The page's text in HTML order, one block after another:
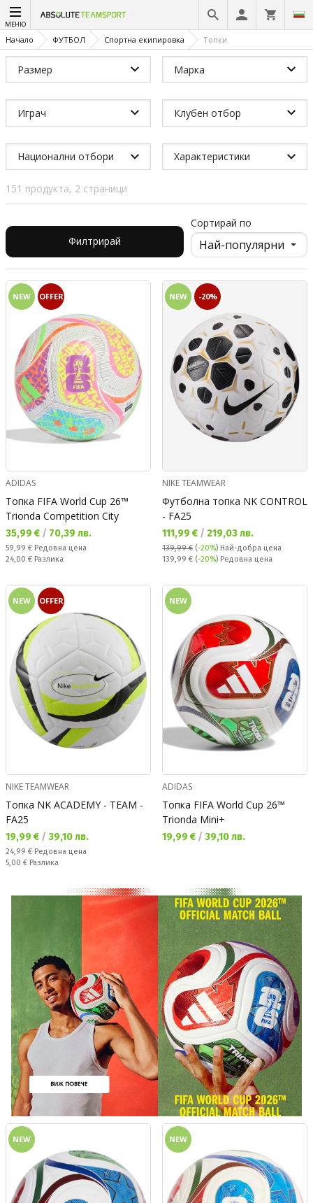
МЕНЮ
Начало ФУТБОЛ Спортна екипировка Топки
Размер Марка
Играч Клубен отбор
Национални отбори Характеристики
151 продукта, 2 страници
Филтрирай
Сортирай по
NEW OFFER
ADIDAS
Топка FIFA World Cup 26™
Trionda Competition City
Текуща цена:
35,99 € / 70,39 лв.
Редовна цена:
59,99 € Редовна цена
Спестявате:
24,00 € Разлика
NEW -20%
NIKE TEAMWEAR
Футболна топка NK CONTROL
- FA25
Текуща цена:
111,99 € / 219,03 лв.
139,99 € (-20%) Най-добра цена
Редовна цена:
139,99 € (-20%) Редовна цена
NEW OFFER
NIKE TEAMWEAR
Топка NK ACADEMY - TEAM -
FA25
Текуща цена:
19,99 € / 39,10 лв.
Редовна цена:
24,99 € Редовна цена
Спестявате:
5,00 € Разлика
NEW
ADIDAS
Топка FIFA World Cup 26™
Trionda Mini+
Текуща цена:
19,99 € / 39,10 лв.
NEW NEW